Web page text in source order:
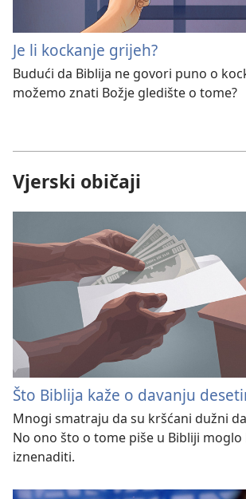
Je li kockanje grijeh?
Budući da Biblija ne govori puno o
možemo znati Božje gledište o tome?
Vjerski običaji
Što Biblija kaže o davanju
Mnogi smatraju da su kršćani dužni
No ono što o tome piše u Bibliji moglo
iznenaditi.